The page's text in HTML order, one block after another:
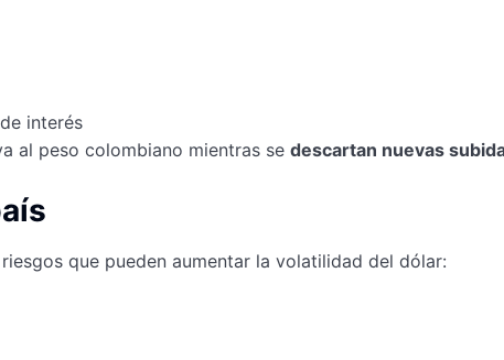
interés
al peso colombiano mientras se descartan nuevas
que pueden aumentar la volatilidad del dólar: